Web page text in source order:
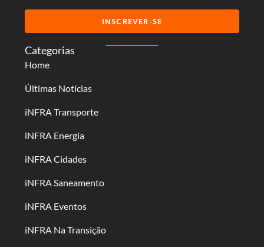
Categorias
Home
Últimas Notícias
iNFRA Transporte
iNFRA Energia
iNFRA Cidades
iNFRA Saneamento
iNFRA Eventos
iNFRA Na Transição
INSCREVER-SE